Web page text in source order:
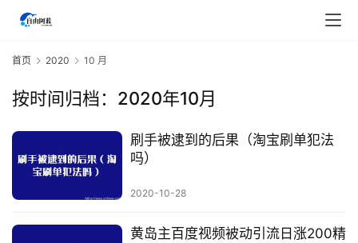
首页 2020 10 月
按时间归档：2020年10月
刷手被逮到的后果（淘宝刷单犯法
吗）
2020-10-28
黄岛主百度视频被动引流日涨200精